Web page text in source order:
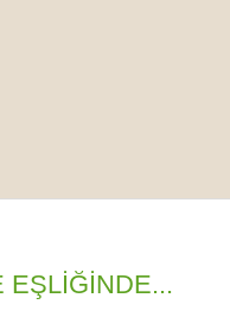
EŞLİĞİNDE...